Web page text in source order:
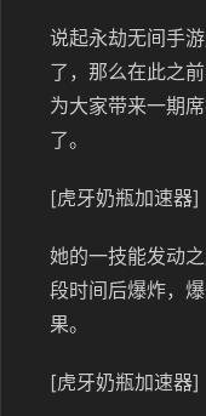
说起永劫无间手
了，那么在此之
为大家带来一期
了。
[虎牙奶瓶加速器]
她的一技能发动
段时间后爆炸，
果。
[虎牙奶瓶加速器]